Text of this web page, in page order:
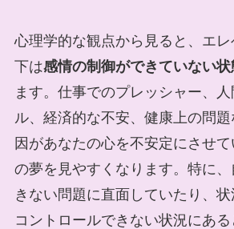
心理学的な観点から見ると、エ
下は感情の制御ができていない状
ます。仕事でのプレッシャー、
ル、経済的な不安、健康上の問
因があなたの心を不安定にさせて
の夢を見やすくなります。特に
きない問題に直面していたり、
コントロールできない状況にあ